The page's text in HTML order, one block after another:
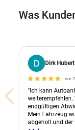
Was
Dirk Hubert
vor
"Ich kann
endgültigen
Mein Fahrzeug
abgeholt und der